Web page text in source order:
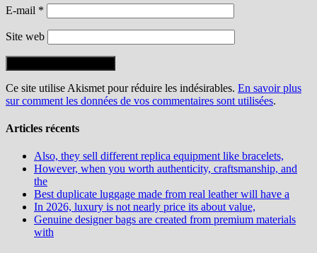
E-mail *
Site web
Ce site utilise Akismet pour réduire les indésirables. En savoir plus
sur comment les données de vos commentaires sont utilisées.
Articles récents
Also, they sell different replica equipment like bracelets,
However, when you worth authenticity, craftsmanship, and
the
Best duplicate luggage made from real leather will have a
In 2026, luxury is not nearly price its about value,
Genuine designer bags are created from premium materials
with